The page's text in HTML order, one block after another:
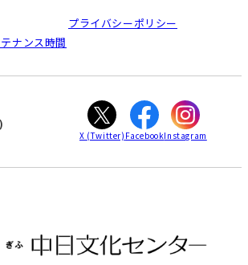
ガイド
イン講座受講の手順
イトのよくある質問
犬山
大垣
プライバシーポリシー
ナンス時間
X (Twitter) FacebookInstagram